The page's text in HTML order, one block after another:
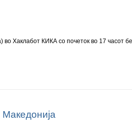
Хаклабот КИКА со почеток во 17 часот